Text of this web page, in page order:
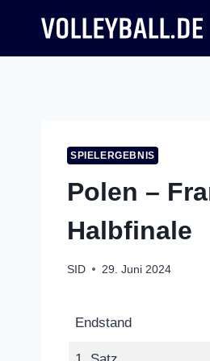
springen
SPIELERGEBNIS
Polen –
Halbfinale
SID 29. Juni 2024
Endstand